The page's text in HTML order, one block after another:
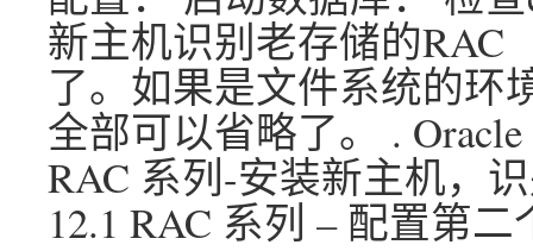
新主机识别老存储的RAC
了。如果是文件系统的环
全部可以省略了。 . Oracle
RAC 系列-安装新主机，
12.1 RAC 系列 – 配置第